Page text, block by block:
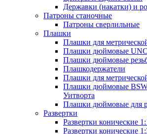
Державки (накатки) и
Патроны станочные
Патроны сверлильные
Плашки
Плашки для
Плашки дюймовые
Плашки дюймовые
Плашкодержатели
Плашки для
Плашки дюймовые
Уитворта
Плашки дюймовые для
Развертки
Развертки конические
Развертки конические